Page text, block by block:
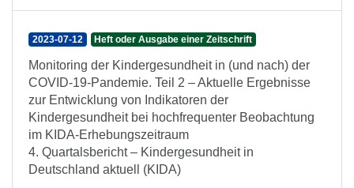
2023-07-12 Heft oder Ausgabe einer Zeitschrift
Monitoring der Kindergesundheit in (und nach) der
COVID-19-Pandemie. Teil 2 – Aktuelle Ergebnisse
zur Entwicklung von Indikatoren der
Kindergesundheit bei hochfrequenter Beobachtung
im KIDA-Erhebungszeitraum
4. Quartalsbericht – Kindergesundheit in
Deutschland aktuell (KIDA)